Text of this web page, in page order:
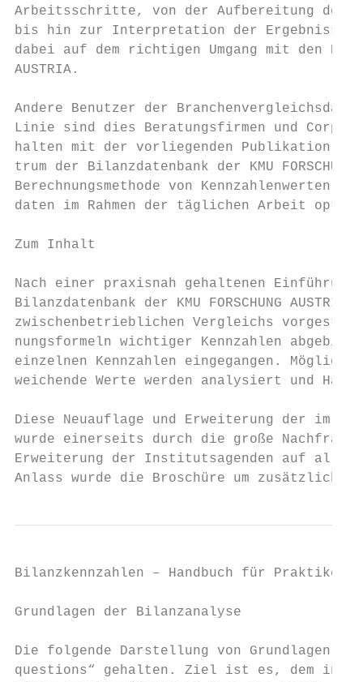
Arbeitsschritte, von der Aufbereitung des
bis hin zur Interpretation der Ergebnisse,
dabei auf dem richtigen Umgang mit den
AUSTRIA.
Andere Benutzer der Branchenvergleichsdaten
Linie sind dies Beratungsfirmen und
halten mit der vorliegenden Publikation
trum der Bilanzdatenbank der KMU
Berechnungsmethode von
daten im Rahmen der täglichen Arbeit
Zum Inhalt
Nach einer praxisnah gehaltenen
Bilanzdatenbank der KMU FORSCHUNG
zwischenbetrieblichen Vergleichs
nungsformeln wichtiger Kennzahlen
einzelnen Kennzahlen eingegangen.
weichende Werte werden analysiert und
Diese Neuauflage und Erweiterung der im
wurde einerseits durch die große
Erweiterung der Institutsagenden auf alle
Anlass wurde die Broschüre um zusätzliche
Bilanzkennzahlen – Handbuch für Praktiker
Grundlagen der Bilanzanalyse
Die folgende Darstellung von Grundlagen
questions“ gehalten. Ziel ist es, dem